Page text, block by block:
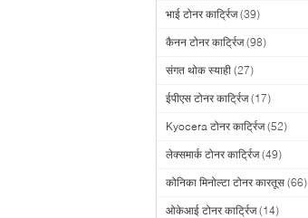
भाई टोनर कार्ट्रिज (39)
कैनन टोनर कार्ट्रिज (98)
संगत थोक स्याही (27)
ईपीएस टोनर कार्ट्रिज (17)
Kyocera टोनर कार्ट्रिज (52)
लेक्समार्क टोनर कार्ट्रिज (49)
कोनिका मिनोल्टा टोनर कारतूस (66)
ओकेआई टोनर कार्ट्रिज (14)